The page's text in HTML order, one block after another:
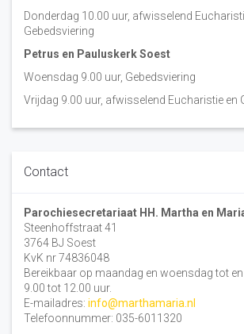
Donderdag 10.00 uur, afwisselend
Gebedsviering
Petrus en Pauluskerk Soest
Woensdag 9.00 uur, Gebedsviering
Vrijdag 9.00 uur, afwisselend Eucharistie en
Contact
Parochiesecretariaat HH. Martha en
Steenhoffstraat 41
3764 BJ Soest
KvK nr 74836048
Bereikbaar op maandag en woensdag tot
9.00 tot 12.00 uur.
E-mailadres: info@marthamaria.nl
Telefoonnummer: 035-6011320